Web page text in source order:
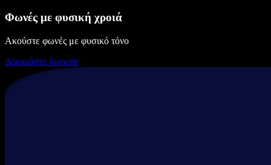
Φωνές με φυσική χροιά
Ακούστε φωνές με φυσικό τόνο
Δοκιμάστε δωρεάν